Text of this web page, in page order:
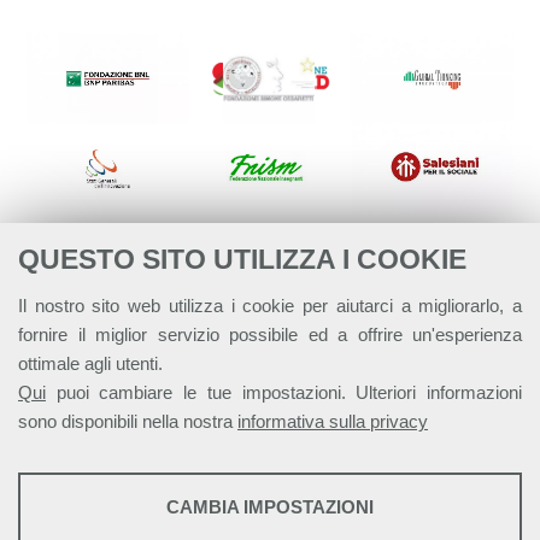
QUESTO SITO UTILIZZA I COOKIE
Il nostro sito web utilizza i cookie per aiutarci a migliorarlo, a
fornire il miglior servizio possibile ed a offrire un'esperienza
ottimale agli utenti.
Qui puoi cambiare le tue impostazioni. Ulteriori informazioni
sono disponibili nella nostra informativa sulla privacy
STATISTICHE
CAMBIA IMPOSTAZIONI